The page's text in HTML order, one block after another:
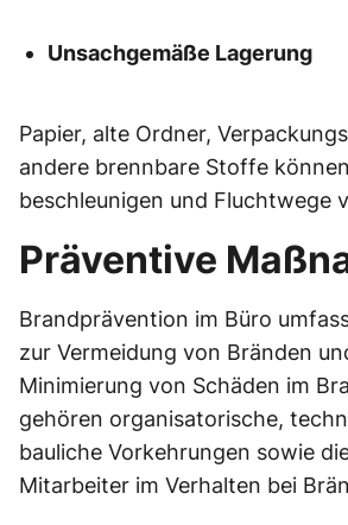
Unsachgemäße Lagerung
Papier, alte Ordner,
andere brennbare Stoffe
beschleunigen und Fluchtwege
Präventive
Brandprävention im Büro
zur Vermeidung von Bränden
Minimierung von Schäden im
gehören organisatorische,
bauliche Vorkehrungen sowie
Mitarbeiter im Verhalten bei